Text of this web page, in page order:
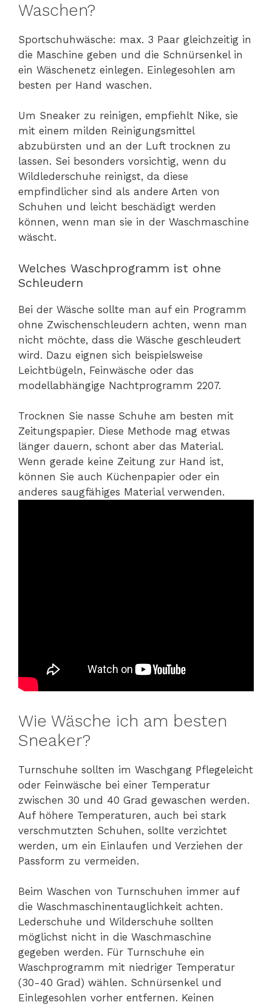
Waschen?
Sportschuhwäsche: max. 3 Paar gleichzeitig in
die Maschine geben und die Schnürsenkel in
ein Wäschenetz einlegen. Einlegesohlen am
besten per Hand waschen.
Um Sneaker zu reinigen, empfiehlt Nike, sie
mit einem milden Reinigungsmittel
abzubürsten und an der Luft trocknen zu
lassen. Sei besonders vorsichtig, wenn du
Wildlederschuhe reinigst, da diese
empfindlicher sind als andere Arten von
Schuhen und leicht beschädigt werden
können, wenn man sie in der Waschmaschine
wäscht.
Welches Waschprogramm ist ohne
Schleudern
Bei der Wäsche sollte man auf ein Programm
ohne Zwischenschleudern achten, wenn man
nicht möchte, dass die Wäsche geschleudert
wird. Dazu eignen sich beispielsweise
Leichtbügeln, Feinwäsche oder das
modellabhängige Nachtprogramm 2207.
Trocknen Sie nasse Schuhe am besten mit
Zeitungspapier. Diese Methode mag etwas
länger dauern, schont aber das Material.
Wenn gerade keine Zeitung zur Hand ist,
können Sie auch Küchenpapier oder ein
anderes saugfähiges Material verwenden.
Wie Wäsche ich am besten
Sneaker?
Turnschuhe sollten im Waschgang Pflegeleicht
oder Feinwäsche bei einer Temperatur
zwischen 30 und 40 Grad gewaschen werden.
Auf höhere Temperaturen, auch bei stark
verschmutzten Schuhen, sollte verzichtet
werden, um ein Einlaufen und Verziehen der
Passform zu vermeiden.
Beim Waschen von Turnschuhen immer auf
die Waschmaschinentauglichkeit achten.
Lederschuhe und Wilderschuhe sollten
möglichst nicht in die Waschmaschine
gegeben werden. Für Turnschuhe ein
Waschprogramm mit niedriger Temperatur
(30-40 Grad) wählen. Schnürsenkel und
Einlegesohlen vorher entfernen. Keinen